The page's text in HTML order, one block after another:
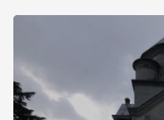
Херсонесі Володимир-
А потім було Хрещення